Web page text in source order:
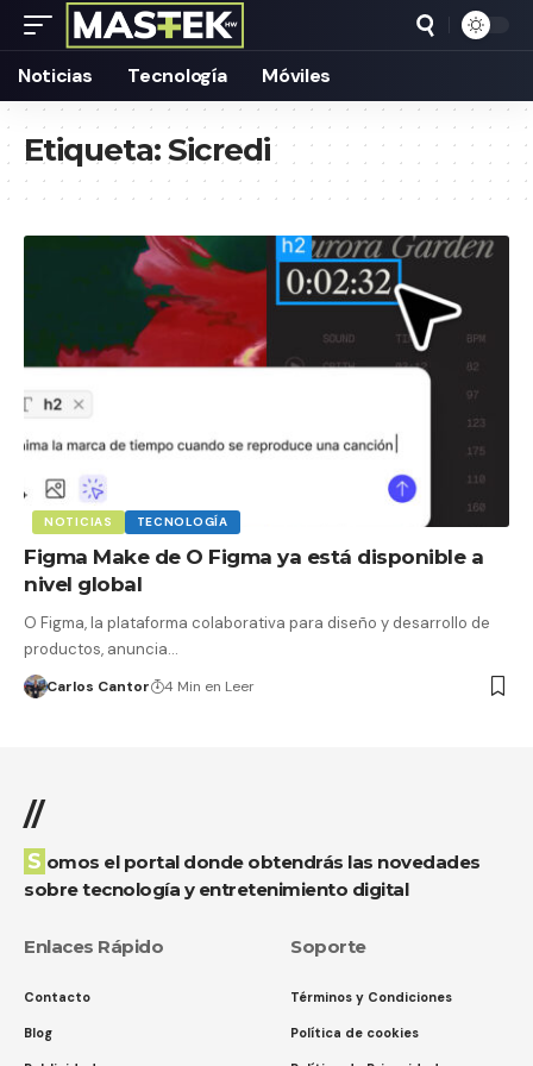
Noticias Tecnología Móviles
Etiqueta:Sicredi
NOTICIAS TECNOLOGÍA
Figma Make de O Figma ya está disponible a
nivel global
O Figma, la plataforma colaborativa para diseño y desarrollo de
productos, anuncia…
Carlos Cantor 4 Min en Leer
//
Somos el portal donde obtendrás las novedades
sobre tecnología y entretenimiento digital
Enlaces Rápido
Contacto
Blog
Soporte
Términos y Condiciones
Política de cookies